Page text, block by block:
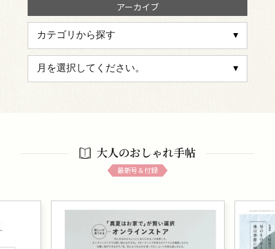
アーカイブ
大人のおしゃれ手帖
最新号＆付録